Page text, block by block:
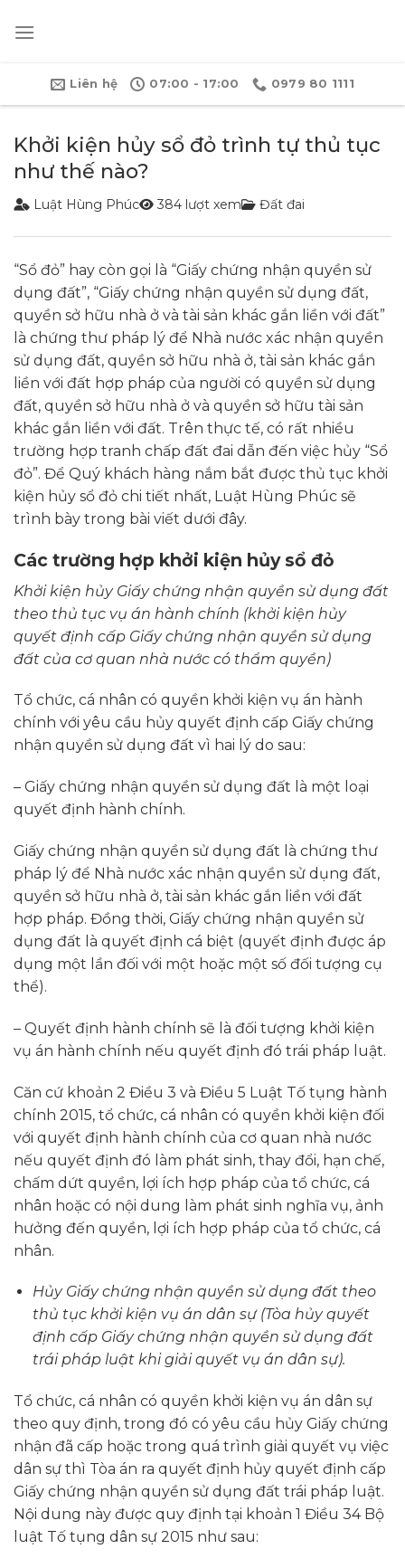
qua
Liên hệ 07:00 - 17:00 0979 80 1111
Khởi kiện hủy sổ đỏ trình tự thủ tục
như thế nào?
Luật Hùng Phúc 384 lượt xem Đất đai
“Sổ đỏ” hay còn gọi là “Giấy chứng nhận quyền sử
dụng đất”, “Giấy chứng nhận quyền sử dụng đất,
quyền sở hữu nhà ở và tài sản khác gắn liền với đất”
là chứng thư pháp lý để Nhà nước xác nhận quyền
sử dụng đất, quyền sở hữu nhà ở, tài sản khác gắn
liền với đất hợp pháp của người có quyền sử dụng
đất, quyền sở hữu nhà ở và quyền sở hữu tài sản
khác gắn liền với đất. Trên thực tế, có rất nhiều
trường hợp tranh chấp đất đai dẫn đến việc hủy “Sổ
đỏ”. Để Quý khách hàng nắm bắt được thủ tục khởi
kiện hủy sổ đỏ chi tiết nhất, Luật Hùng Phúc sẽ
trình bày trong bài viết dưới đây.
Các trường hợp khởi kiện hủy sổ đỏ
Khởi kiện hủy Giấy chứng nhận quyền sử dụng đất
theo thủ tục vụ án hành chính (khởi kiện hủy
quyết định cấp Giấy chứng nhận quyền sử dụng
đất của cơ quan nhà nước có thẩm quyền)
Tổ chức, cá nhân có quyền khởi kiện vụ án hành
chính với yêu cầu hủy quyết định cấp Giấy chứng
nhận quyền sử dụng đất vì hai lý do sau:
– Giấy chứng nhận quyền sử dụng đất là một loại
quyết định hành chính.
Giấy chứng nhận quyền sử dụng đất là chứng thư
pháp lý để Nhà nước xác nhận quyền sử dụng đất,
quyền sở hữu nhà ở, tài sản khác gắn liền với đất
hợp pháp. Đồng thời, Giấy chứng nhận quyền sử
dụng đất là quyết định cá biệt (quyết định được áp
dụng một lần đối với một hoặc một số đối tượng cụ
thể).
– Quyết định hành chính sẽ là đối tượng khởi kiện
vụ án hành chính nếu quyết định đó trái pháp luật.
Căn cứ khoản 2 Điều 3 và Điều 5 Luật Tố tụng hành
chính 2015, tổ chức, cá nhân có quyền khởi kiện đối
với quyết định hành chính của cơ quan nhà nước
nếu quyết định đó làm phát sinh, thay đổi, hạn chế,
chấm dứt quyền, lợi ích hợp pháp của tổ chức, cá
nhân hoặc có nội dung làm phát sinh nghĩa vụ, ảnh
hưởng đến quyền, lợi ích hợp pháp của tổ chức, cá
nhân.
Hủy Giấy chứng nhận quyền sử dụng đất theo
thủ tục khởi kiện vụ án dân sự (Tòa hủy quyết
định cấp Giấy chứng nhận quyền sử dụng đất
trái pháp luật khi giải quyết vụ án dân sự).
Tổ chức, cá nhân có quyền khởi kiện vụ án dân sự
theo quy định, trong đó có yêu cầu hủy Giấy chứng
nhận đã cấp hoặc trong quá trình giải quyết vụ việc
dân sự thì Tòa án ra quyết định hủy quyết định cấp
Giấy chứng nhận quyền sử dụng đất trái pháp luật.
Nội dung này được quy định tại khoản 1 Điều 34 Bộ
luật Tố tụng dân sự 2015 như sau: